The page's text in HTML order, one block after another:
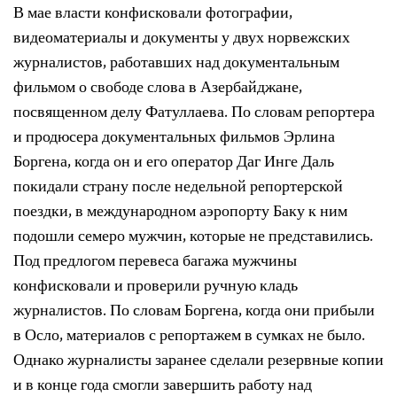
В мае власти конфисковали фотографии,
видеоматериалы и документы у двух норвежских
журналистов, работавших над документальным
фильмом о свободе слова в Азербайджане,
посвященном делу Фатуллаева. По словам репортера
и продюсера документальных фильмов Эрлина
Боргена, когда он и его оператор Даг Инге Даль
покидали страну после недельной репортерской
поездки, в международном аэропорту Баку к ним
подошли семеро мужчин, которые не представились.
Под предлогом перевеса багажа мужчины
конфисковали и проверили ручную кладь
журналистов. По словам Боргена, когда они прибыли
в Осло, материалов с репортажем в сумках не было.
Однако журналисты заранее сделали резервные копии
и в конце года смогли завершить работу над